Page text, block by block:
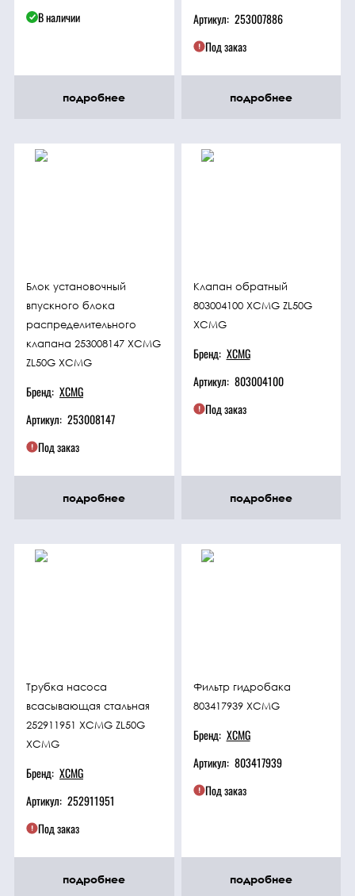
В наличии
подробнее
Артикул: 253007886
Под заказ
подробнее
Блок установочный
впускного блока
распределительного
клапана 253008147 XCMG
ZL50G XCMG
Бренд: XCMG
Артикул: 253008147
Под заказ
подробнее
Клапан обратный
803004100 XCMG ZL50G
XCMG
Бренд: XCMG
Артикул: 803004100
Под заказ
подробнее
Трубка насоса
всасывающая стальная
252911951 XCMG ZL50G
XCMG
Бренд: XCMG
Артикул: 252911951
Под заказ
подробнее
Фильтр гидробака
803417939 XCMG
Бренд: XCMG
Артикул: 803417939
Под заказ
подробнее